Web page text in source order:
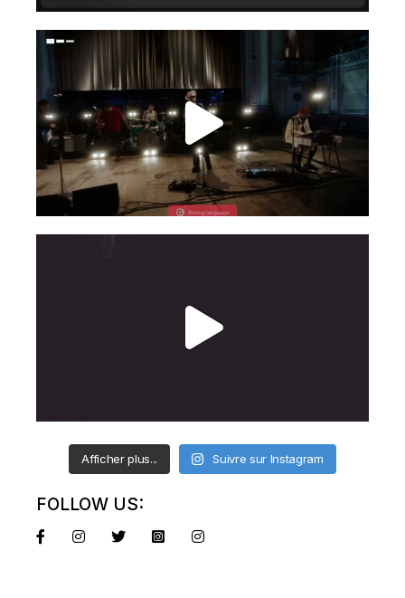
Afficher plus... Suivre sur Instagram
FOLLOW US: